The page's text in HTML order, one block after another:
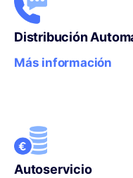
Distribución
Más información
Autoservicio